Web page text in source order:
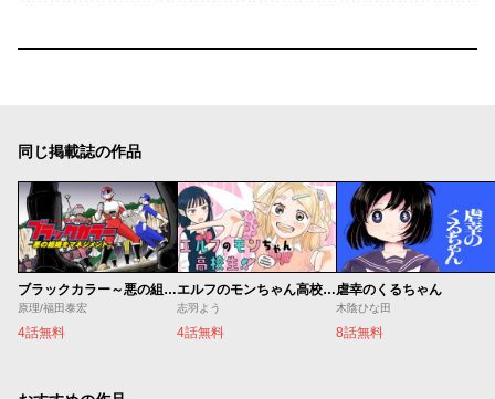
同じ掲載誌の作品
ブラックカラー～悪の組織をマネジメント～
原理/福田泰宏
4話無料
エルフのモンちゃん高校生!!
志羽よう
4話無料
虐幸のくるちゃん
木陰ひな田
8話無料